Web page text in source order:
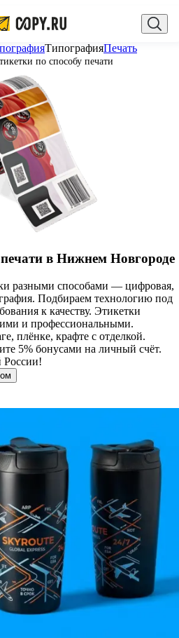
Войти
ЗакрытьТипографияПечать
по способу печати
в Нижнем Новгороде
разными способами — цифровая,
Подбираем технологию под
к качеству. Этикетки
и профессиональными.
плёнке, крафте с отделкой.
5% бонусами на личный счёт.
России!